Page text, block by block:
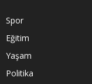
Spor
Eğitim
Yaşam
Politika